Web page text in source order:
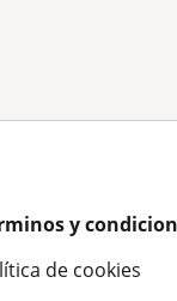
y
de cookies